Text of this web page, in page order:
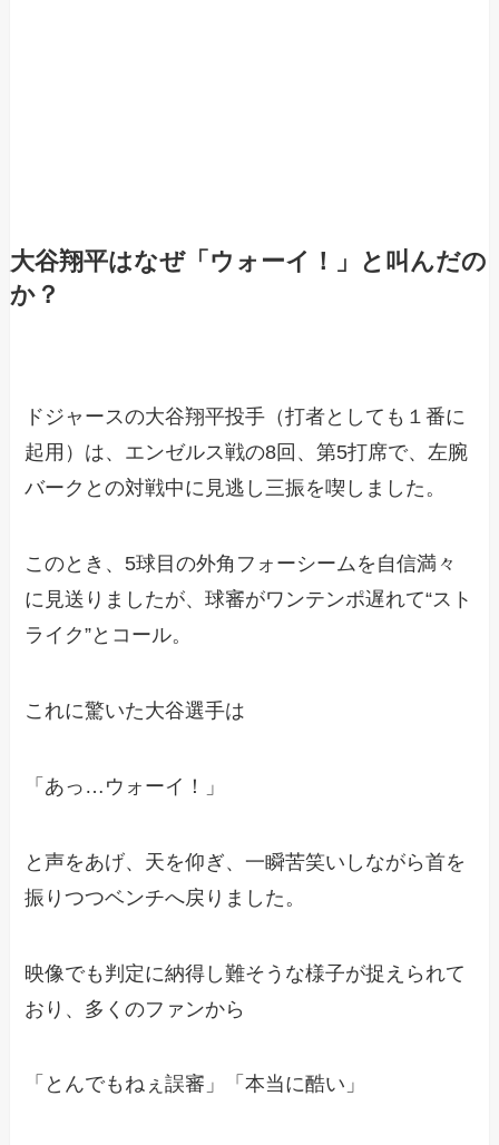
大谷翔平はなぜ「ウォーイ！」と叫んだの
か？
ドジャースの大谷翔平投手（打者としても１番に
起用）は、エンゼルス戦の8回、第5打席で、左腕
バークとの対戦中に見逃し三振を喫しました。
このとき、5球目の外角フォーシームを自信満々
に見送りましたが、球審がワンテンポ遅れて“スト
ライク”とコール。
これに驚いた大谷選手は
「あっ…ウォーイ！」
と声をあげ、天を仰ぎ、一瞬苦笑いしながら首を
振りつつベンチへ戻りました。
映像でも判定に納得し難そうな様子が捉えられて
おり、多くのファンから
「とんでもねぇ誤審」「本当に酷い」